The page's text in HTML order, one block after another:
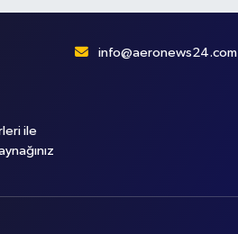
ile
info@aeronews24.com